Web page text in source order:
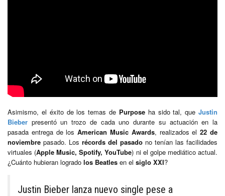
Asimismo, el éxito de los temas de Purposeha sido tal, queJustin
Bieber presentó un trozo de cada uno durante su actuación en la
pasada entrega de losAmerican Music Awards, realizados el22 de
noviembre pasado. Los récords del pasado no tenían las facilidades
virtuales (Apple Music, Spotify, YouTube) ni el golpe mediático actual.
¿Cuánto hubieran logrado los Beatles en el siglo XXI?
Justin Bieber lanza nuevo single pese a